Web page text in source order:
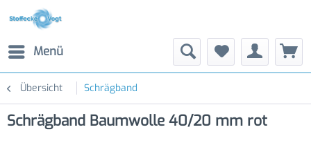
Menü
Übersicht Schrägband
Schrägband Baumwolle 40/20 mm rot